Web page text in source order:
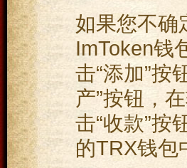
如果您不确
ImToken钱
击“添加”按
产”按钮，
击“收款”按
的TRX钱包